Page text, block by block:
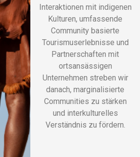
Interaktionen mit indigenen
Kulturen, umfassende
Community basierte
Tourismuserlebnisse und
Partnerschaften mit
ortsansässigen
Unternehmen streben wir
danach, marginalisierte
Communities zu stärken
und interkulturelles
Verständnis zu fördern.